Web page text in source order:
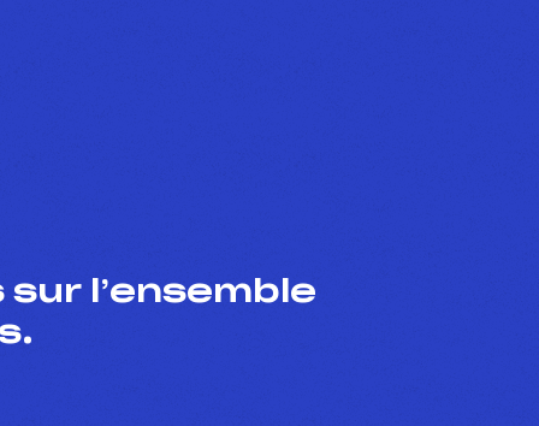
l’ensemble